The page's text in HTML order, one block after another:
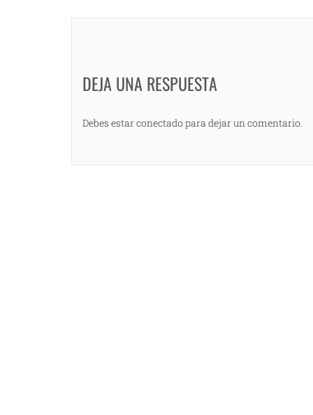
DEJA UNA RESPUESTA
Debes estar conectado para dejar un comentario.